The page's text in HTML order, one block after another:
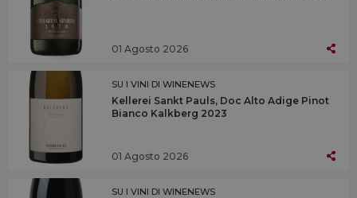
01 Agosto 2026
SU I VINI DI WINENEWS
Kellerei Sankt Pauls, Doc Alto Adige Pinot
Bianco Kalkberg 2023
01 Agosto 2026
SU I VINI DI WINENEWS